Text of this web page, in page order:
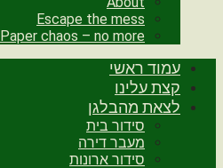
Escape the mess
Paper chaos – no more
עמוד ראשי
קצת עלינו
לצאת מהבלגן
סידור בית
מעבר דירה
סידור ארונות